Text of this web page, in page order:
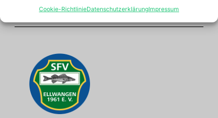
Cookie-RichtlinieDatenschutzerklärungImpressum